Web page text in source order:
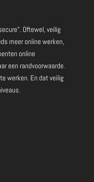
Oftewel, veilig
meer online werken,
online
een randvoorwaarde.
werken. En dat veilig